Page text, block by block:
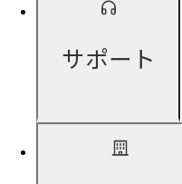
サポート